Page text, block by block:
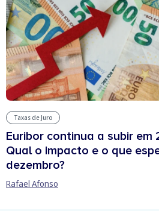
Taxas de Juro
Euribor continua a subir em
Qual o impacto e o que
dezembro?
Rafael Afonso